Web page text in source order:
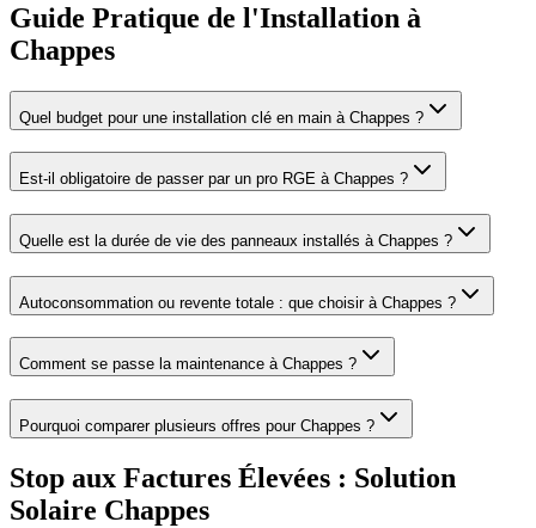
Guide Pratique de l'Installation à
Chappes
Quel budget pour une installation clé en main à Chappes ?
Est-il obligatoire de passer par un pro RGE à Chappes ?
Quelle est la durée de vie des panneaux installés à Chappes ?
Autoconsommation ou revente totale : que choisir à Chappes ?
Comment se passe la maintenance à Chappes ?
Pourquoi comparer plusieurs offres pour Chappes ?
Stop aux Factures Élevées : Solution
Solaire Chappes